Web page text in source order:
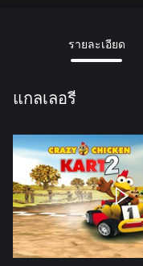
รายละเอียด
แกลเลอรี